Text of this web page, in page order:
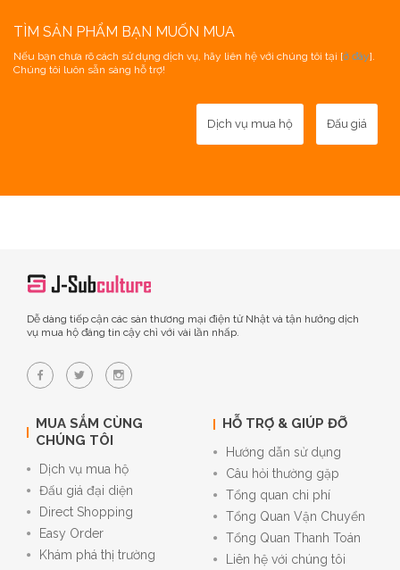
TÌM SẢN PHẨM BẠN MUỐN MUA
Nếu bạn chưa rõ cách sử dụng dịch vụ, hãy liên hệ với chúng tôi tại [ở đây].
Chúng tôi luôn sẵn sàng hỗ trợ!
Dịch vụ mua hộ Đấu giá
Dễ dàng tiếp cận các sàn thương mại điện tử Nhật và tận hưởng dịch
vụ mua hộ đáng tin cậy chỉ với vài lần nhấp.
MUA SẮM CÙNG
CHÚNG TÔI
Dịch vụ mua hộ
Đấu giá đại diện
Direct Shopping
Easy Order
Khám phá thị trường
HỖ TRỢ & GIÚP ĐỠ
Hướng dẫn sử dụng
Câu hỏi thường gặp
Tổng quan chi phí
Tổng Quan Vận Chuyển
Tổng Quan Thanh Toán
Liên hệ với chúng tôi